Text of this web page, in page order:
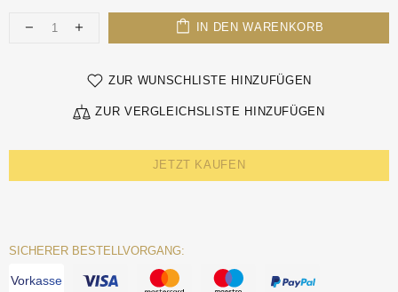
IN DEN WARENKORB
ZUR WUNSCHLISTE HINZUFÜGEN
ZUR VERGLEICHSLISTE HINZUFÜGEN
JETZT KAUFEN
SICHERER BESTELLVORGANG:
Vorkasse